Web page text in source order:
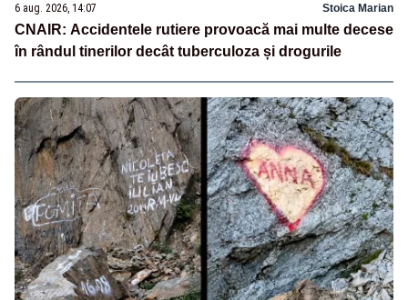
6 aug. 2026, 14:07 Stoica Marian
CNAIR: Accidentele rutiere provoacă mai multe decese
în rândul tinerilor decât tuberculoza și drogurile